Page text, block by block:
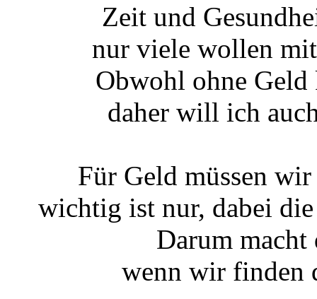
Zeit und
nur viele wollen
Obwohl ohne Geld
daher will ich
Für Geld müssen
wichtig ist nur, dabei
Darum macht
wenn wir finden